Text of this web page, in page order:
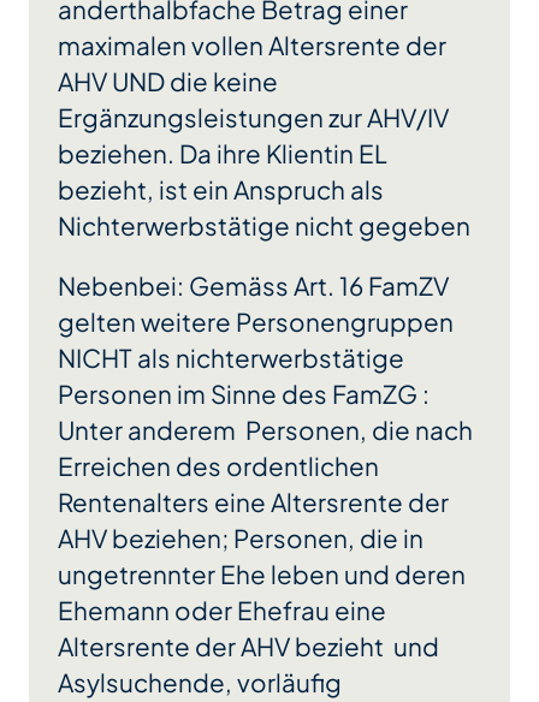
anderthalbfache Betrag einer
maximalen vollen Altersrente der
AHV UND die keine
Ergänzungsleistungen zur AHV/IV
beziehen. Da ihre Klientin EL
bezieht, ist ein Anspruch als
Nichterwerbstätige nicht gegeben
Nebenbei: Gemäss Art. 16 FamZV
gelten weitere Personengruppen
NICHT als nichterwerbstätige
Personen im Sinne des FamZG :
Unter anderem Personen, die nach
Erreichen des ordentlichen
Rentenalters eine Altersrente der
AHV beziehen; Personen, die in
ungetrennter Ehe leben und deren
Ehemann oder Ehefrau eine
Altersrente der AHV bezieht und
Asylsuchende, vorläufig